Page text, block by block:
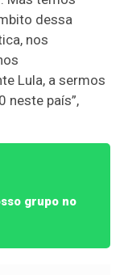
dessa
nos
Lula, a sermos
neste país”,
grupo no